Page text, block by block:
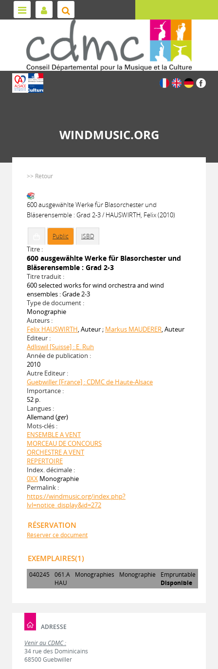
WINDMUSIC.ORG
>> Retour
600 ausgewählte Werke für Blasorchester und
Bläserensemble : Grad 2-3 / HAUSWIRTH, Felix (2010)
Public ISBD
Titre :
600 ausgewählte Werke für Blasorchester und
Bläserensemble : Grad 2-3
Titre traduit :
600 selected works for wind orchestra and wind
ensembles : Grade 2-3
Type de document :
Monographie
Auteurs :
Felix HAUSWIRTH, Auteur ; Markus MAUDERER, Auteur
Editeur :
Adliswil [Suisse] : E. Ruh
Année de publication :
2010
Autre Editeur :
Guebwiller [France] : CDMC de Haute-Alsace
Importance :
52 p.
Langues :
Allemand (ger)
Mots-clés :
ENSEMBLE A VENT
MORCEAU DE CONCOURS
ORCHESTRE A VENT
REPERTOIRE
Index. décimale :
0XX Monographie
Permalink :
https://windmusic.org/index.php?
lvl=notice_display&id=272
RÉSERVATION
Réserver ce document
EXEMPLAIRES(1)
040245
061.A
HAU
Monographies Monographie
Empruntable
Disponible
ADRESSE
Venir au CDMC :
34 rue des Dominicains
68500 Guebwiller